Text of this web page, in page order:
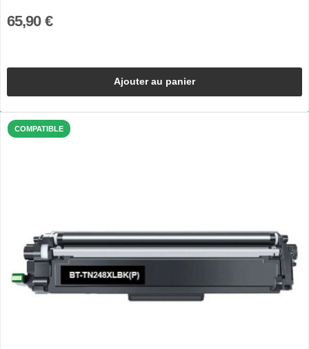
65,90 €
Ajouter au panier
COMPATIBLE